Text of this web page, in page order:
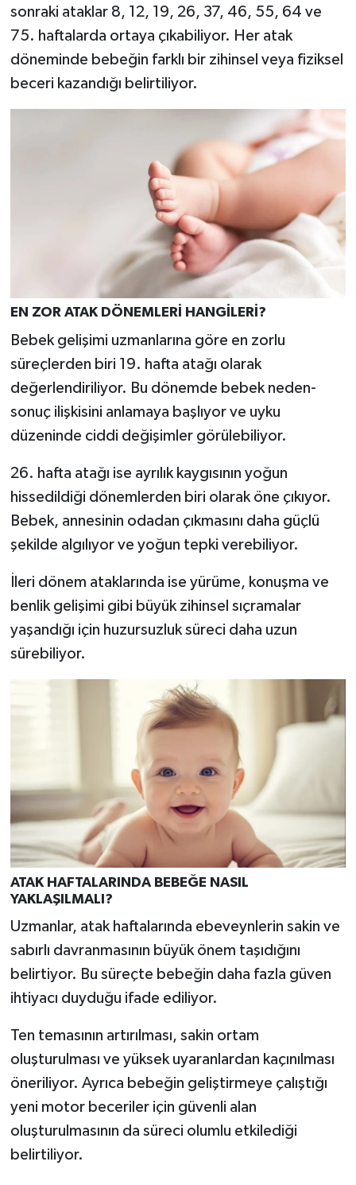
sonraki ataklar 8, 12, 19, 26, 37, 46, 55, 64 ve
75. haftalarda ortaya çıkabiliyor. Her atak
döneminde bebeğin farklı bir zihinsel veya fiziksel
beceri kazandığı belirtiliyor.
EN ZOR ATAK DÖNEMLERİ HANGİLERİ?
Bebek gelişimi uzmanlarına göre en zorlu
süreçlerden biri 19. hafta atağı olarak
değerlendiriliyor. Bu dönemde bebek neden-
sonuç ilişkisini anlamaya başlıyor ve uyku
düzeninde ciddi değişimler görülebiliyor.
26. hafta atağı ise ayrılık kaygısının yoğun
hissedildiği dönemlerden biri olarak öne çıkıyor.
Bebek, annesinin odadan çıkmasını daha güçlü
şekilde algılıyor ve yoğun tepki verebiliyor.
İleri dönem ataklarında ise yürüme, konuşma ve
benlik gelişimi gibi büyük zihinsel sıçramalar
yaşandığı için huzursuzluk süreci daha uzun
sürebiliyor.
ATAK HAFTALARINDA BEBEĞE NASIL
YAKLAŞILMALI?
Uzmanlar, atak haftalarında ebeveynlerin sakin ve
sabırlı davranmasının büyük önem taşıdığını
belirtiyor. Bu süreçte bebeğin daha fazla güven
ihtiyacı duyduğu ifade ediliyor.
Ten temasının artırılması, sakin ortam
oluşturulması ve yüksek uyaranlardan kaçınılması
öneriliyor. Ayrıca bebeğin geliştirmeye çalıştığı
yeni motor beceriler için güvenli alan
oluşturulmasının da süreci olumlu etkilediği
belirtiliyor.